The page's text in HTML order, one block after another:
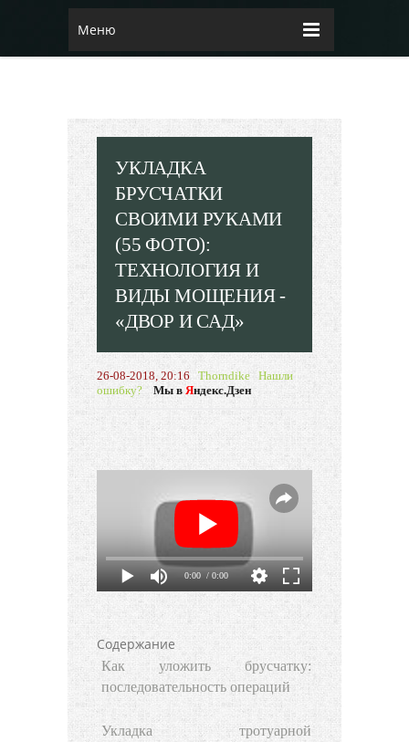
Меню
УКЛАДКА
БРУСЧАТКИ
СВОИМИ РУКАМИ
(55 ФОТО):
ТЕХНОЛОГИЯ И
ВИДЫ МОЩЕНИЯ -
«ДВОР И САД»
26-08-2018, 20:16 Thorndike Нашли
ошибку?
Мы в Яндекс.Дзен
0:00 / 0:00
Содержание
Как уложить брусчатку:
последовательность операций
Укладка тротуарной